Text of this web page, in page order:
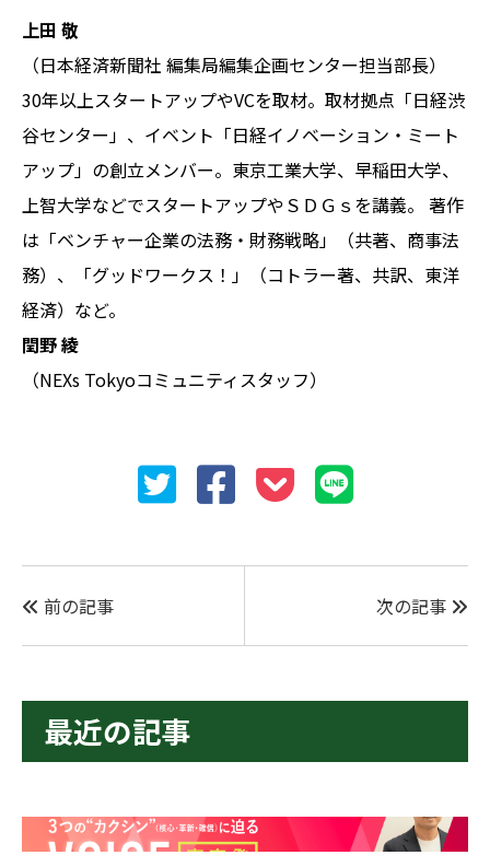
上田 敬
（日本経済新聞社 編集局編集企画センター担当部長）
30年以上スタートアップやVCを取材。取材拠点「日経渋
谷センター」、イベント「日経イノベーション・ミート
アップ」の創立メンバー。東京工業大学、早稲田大学、
上智大学などでスタートアップやＳＤＧｓを講義。 著作
は「ベンチャー企業の法務・財務戦略」（共著、商事法
務）、「グッドワークス！」（コトラー著、共訳、東洋
経済）など。
閏野 綾
（NEXs Tokyoコミュニティスタッフ）
前の記事 次の記事
最近の記事